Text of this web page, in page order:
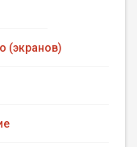
(экранов)